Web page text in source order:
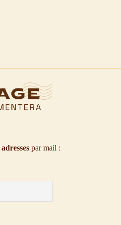
adresses par mail :